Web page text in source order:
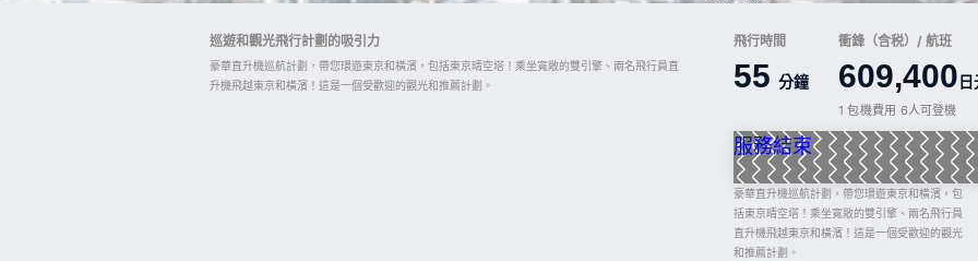
飛行時間
55 分鐘
衝鋒（含税）/ 航班
609,400日
1 包機費用 6人可登機
服務結束
豪華直升機巡航計劃，帶您環遊東京和橫濱，包
括東京晴空塔！乘坐寬敞的雙引擎、兩名飛行員
直升機飛越東京和橫濱！這是一個受歡迎的觀光
和推薦計劃。
巡遊和觀光飛行計劃的吸引力
豪華直升機巡航計劃，帶您環遊東京和橫濱，包括東京晴空塔！乘坐寬敞的雙引擎、兩名飛行員直
升機飛越東京和橫濱！這是一個受歡迎的觀光和推薦計劃。